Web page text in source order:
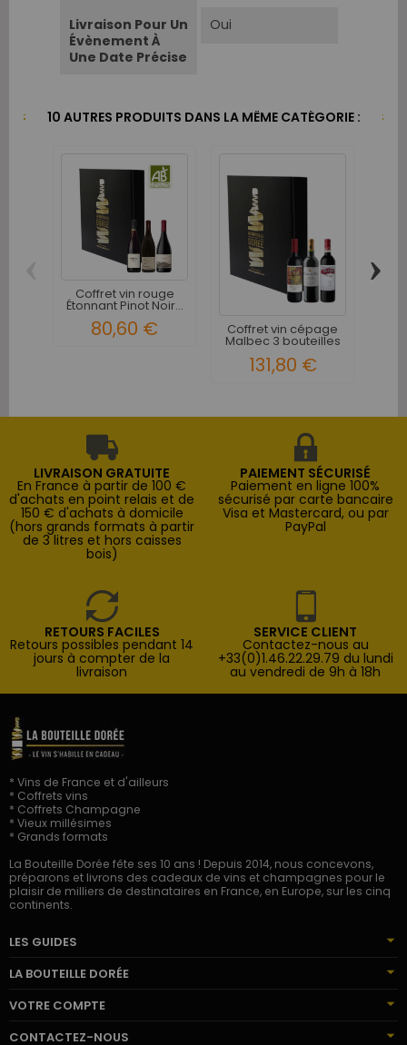
Livraison Pour Un
Évènement À
Une Date Précise
Oui
10 AUTRES PRODUITS DANS LA MÊME CATÉGORIE :
Coffret vin rouge
Étonnant Pinot Noir...
80,60 € Coffret vin cépage
Malbec 3 bouteilles
131,80 €
›
LIVRAISON GRATUITE
En France à partir de 100 €
d'achats en point relais et de
150 € d'achats à domicile
(hors grands formats à partir
de 3 litres et hors caisses
bois)
PAIEMENT SÉCURISÉ
Paiement en ligne 100%
sécurisé par carte bancaire
Visa et Mastercard, ou par
PayPal
RETOURS FACILES
Retours possibles pendant 14
jours à compter de la
livraison
SERVICE CLIENT
Contactez-nous au
+33(0)1.46.22.29.79 du lundi
au vendredi de 9h à 18h
* Vins de France et d'ailleurs
* Coffrets vins
* Coffrets Champagne
* Vieux millésimes
* Grands formats
La Bouteille Dorée fête ses 10 ans ! Depuis 2014, nous concevons,
préparons et livrons des cadeaux de vins et champagnes pour le
plaisir de milliers de destinataires en France, en Europe, sur les cinq
continents.
LES GUIDES
LA BOUTEILLE DORÉE
VOTRE COMPTE
CONTACTEZ-NOUS